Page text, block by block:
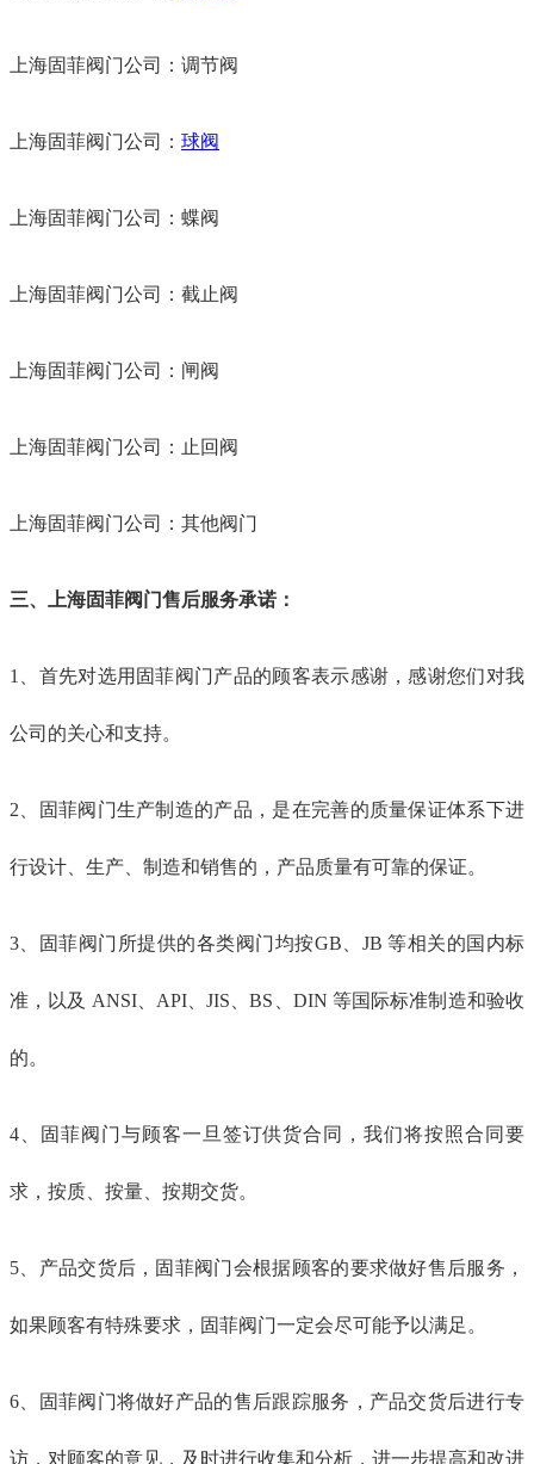
上海固菲阀门公司：调节阀
上海固菲阀门公司： 球阀
上海固菲阀门公司：蝶阀
上海固菲阀门公司：截止阀
上海固菲阀门公司：闸阀
上海固菲阀门公司：止回阀
上海固菲阀门公司：其他阀门
三、上海固菲阀门售后服务承诺：
1、首先对选用固菲阀门产品的顾客表示感谢，感谢您们对我
公司的关心和支持。
2、固菲阀门生产制造的产品，是在完善的质量保证体系下进
行设计、生产、制造和销售的，产品质量有可靠的保证。
3、固菲阀门所提供的各类阀门均按GB、JB 等相关的国内标
准，以及 ANSI、API、JIS、BS、DIN 等国际标准制造和验收
的。
4、固菲阀门与顾客一旦签订供货合同，我们将按照合同要
求，按质、按量、按期交货。
5、产品交货后，固菲阀门会根据顾客的要求做好售后服务，
如果顾客有特殊要求，固菲阀门一定会尽可能予以满足。
6、固菲阀门将做好产品的售后跟踪服务，产品交货后进行专
访，对顾客的意见，及时进行收集和分析，进一步提高和改进